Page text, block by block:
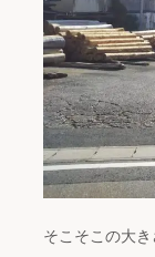
そこそこの大